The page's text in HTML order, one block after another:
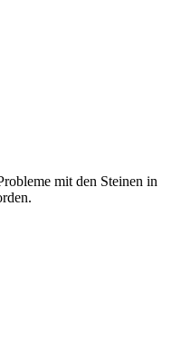
mit den Steinen in